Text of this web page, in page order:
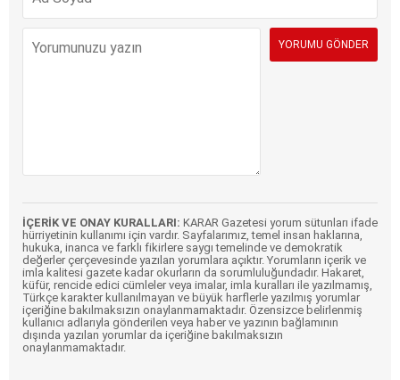
İÇERİK VE ONAY KURALLARI: KARAR Gazetesi yorum sütunları ifade
hürriyetinin kullanımı için vardır. Sayfalarımız, temel insan haklarına,
hukuka, inanca ve farklı fikirlere saygı temelinde ve demokratik
değerler çerçevesinde yazılan yorumlara açıktır. Yorumların içerik ve
imla kalitesi gazete kadar okurların da sorumluluğundadır. Hakaret,
küfür, rencide edici cümleler veya imalar, imla kuralları ile yazılmamış,
Türkçe karakter kullanılmayan ve büyük harflerle yazılmış yorumlar
içeriğine bakılmaksızın onaylanmamaktadır. Özensizce belirlenmiş
kullanıcı adlarıyla gönderilen veya haber ve yazının bağlamının
dışında yazılan yorumlar da içeriğine bakılmaksızın
onaylanmamaktadır.